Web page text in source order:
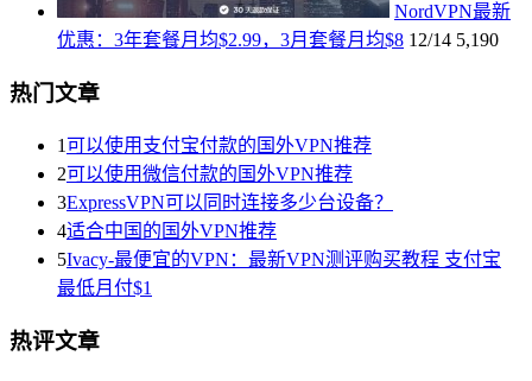
NordVPN最新
优惠：3年套餐月均$2.99，3月套餐月均$8 12/14 5,190
热门文章
1可以使用支付宝付款的国外VPN推荐
2可以使用微信付款的国外VPN推荐
3ExpressVPN可以同时连接多少台设备？
4适合中国的国外VPN推荐
5Ivacy-最便宜的VPN：最新VPN测评购买教程 支付宝
最低月付$1
热评文章